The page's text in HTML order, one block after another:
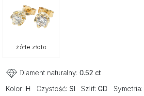
żółte złoto
Diament naturalny: 0.52 ct
Kolor: H Czystość: SI Szlif: GD Symetria: